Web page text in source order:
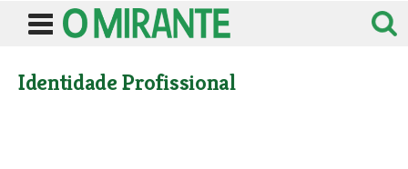
Identidade Profissional